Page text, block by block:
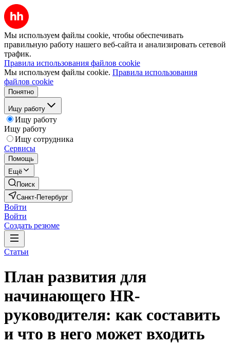
Мы используем файлы cookie, чтобы обеспечивать
правильную работу нашего веб-сайта и анализировать сетевой
трафик.
Правила использования файлов cookie
Мы используем файлы cookie. Правила использования
файлов cookie
Понятно
Ищу работу
Ищу работу
Ищу работу
Ищу сотрудника
Сервисы
Помощь
Ещё
Поиск
Санкт-Петербург
Войти
Войти
Создать резюме
Статьи
План развития для
начинающего HR-
руководителя: как составить
и что в него может входить